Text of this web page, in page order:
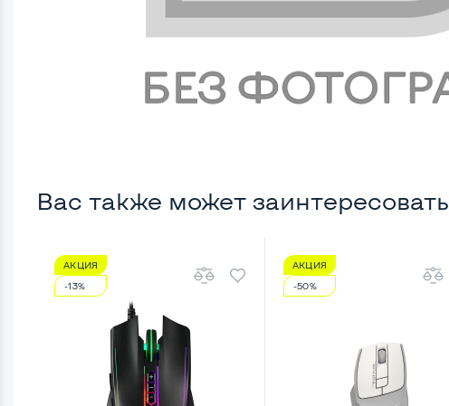
Вас также может заинтересовать
АКЦИЯ
-13%
АКЦИЯ
-50%